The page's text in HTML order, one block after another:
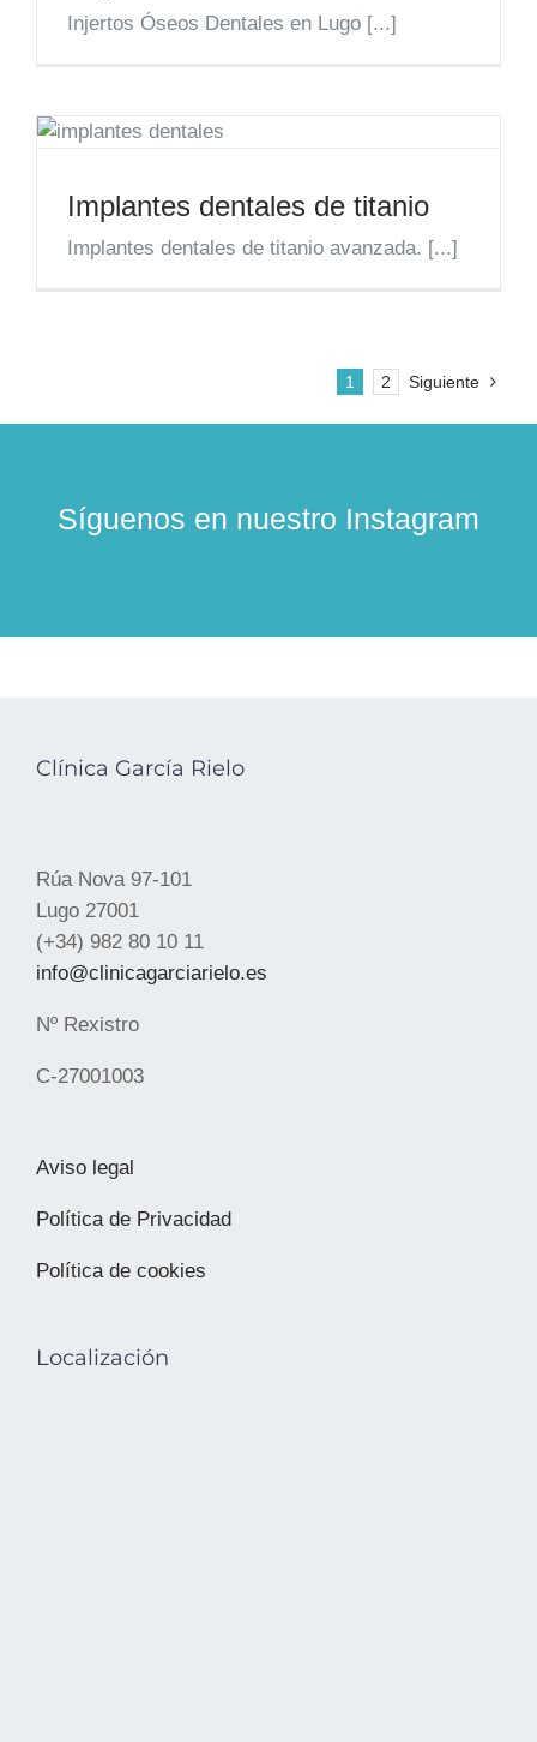
Injertos Óseos Dentales en Lugo [...]
Implantes dentales de titanio
Implantes dentales de titanio avanzada. [...]
1 2 Siguiente
Síguenos en nuestro Instagram
Clínica García Rielo
Rúa Nova 97-101
Lugo 27001
(+34) 982 80 10 11
info@clinicagarciarielo.es
Nº Rexistro
C-27001003
Aviso legal
Política de Privacidad
Política de cookies
Localización